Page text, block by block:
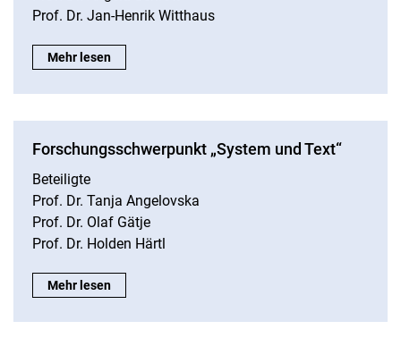
Prof. Dr. Jan-Henrik Witthaus
Forschungsschwerpunkt „Environmental Humanities |
Mehr lesen
Forschungsschwerpunkt „System und Text“
Beteiligte
Prof. Dr. Tanja Angelovska
Prof. Dr. Olaf Gätje
Prof. Dr. Holden Härtl
Forschungsschwerpunkt „System und Text“:
Mehr lesen